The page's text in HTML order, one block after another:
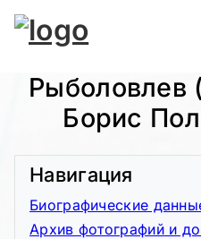
Рыболовлев
Борис
Навигация
Биографические
Архив фотографий и